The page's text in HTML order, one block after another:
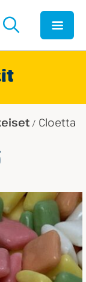
/ Cloetta